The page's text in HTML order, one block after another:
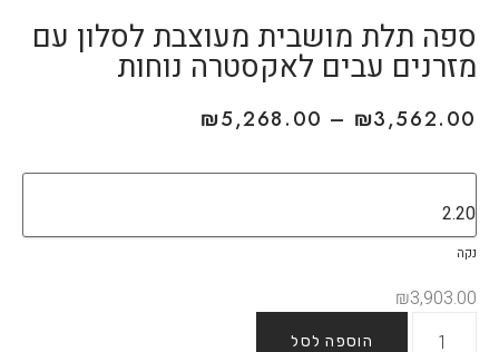
ספה תלת מושבית מעוצבת לסלון עם
מזרנים עבים לאקסטרה נוחות
₪3,562.00
–
₪5,268.00
נקה
₪3,903.00
הוספה לסל